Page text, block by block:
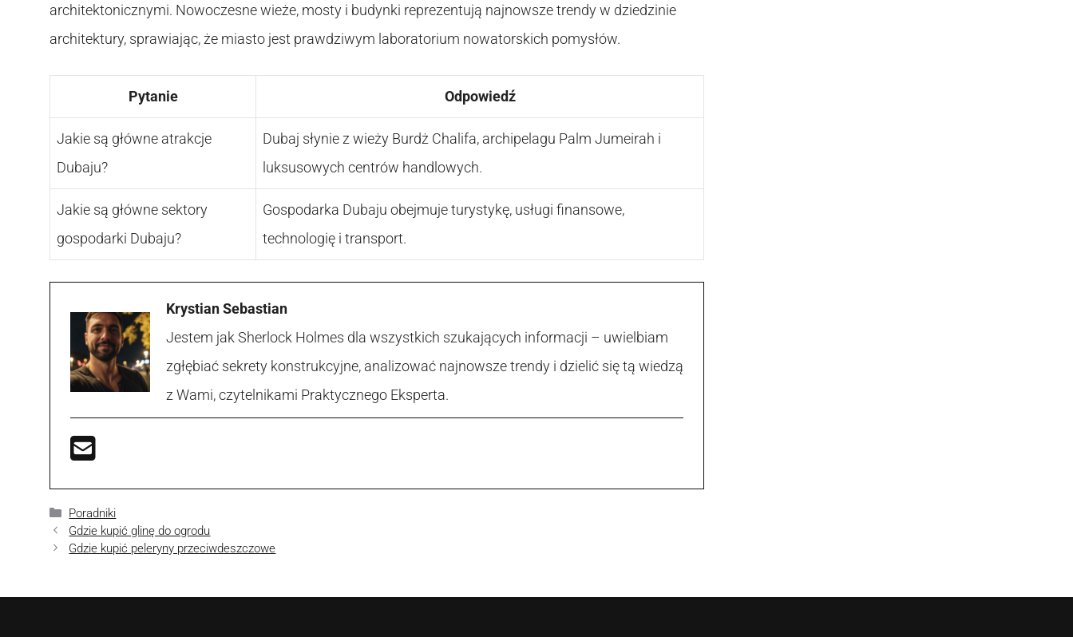
architektonicznymi. Nowoczesne wieże, mosty i budynki reprezentują najnowsze trendy w dziedzinie
architektury, sprawiając, że miasto jest prawdziwym laboratorium nowatorskich pomysłów.
Pytanie Odpowiedź
Jakie są główne atrakcje
Dubaju?
Dubaj słynie z wieży Burdż Chalifa, archipelagu Palm Jumeirah i
luksusowych centrów handlowych.
Jakie są główne sektory
gospodarki Dubaju?
Gospodarka Dubaju obejmuje turystykę, usługi finansowe,
technologię i transport.
Krystian Sebastian
Jestem jak Sherlock Holmes dla wszystkich szukających informacji – uwielbiam
zgłębiać sekrety konstrukcyjne, analizować najnowsze trendy i dzielić się tą wiedzą
z Wami, czytelnikami Praktycznego Eksperta.
Kategorie
Poradniki
Gdzie kupić glinę do ogrodu
Gdzie kupić peleryny przeciwdeszczowe